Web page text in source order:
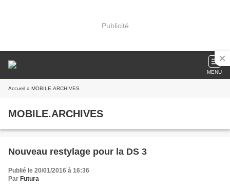
Publicité
MENU
Accueil » MOBILE.ARCHIVES
MOBILE.ARCHIVES
Nouveau restylage pour la DS 3
Publié le 20/01/2016 à 16:36
Par Futura